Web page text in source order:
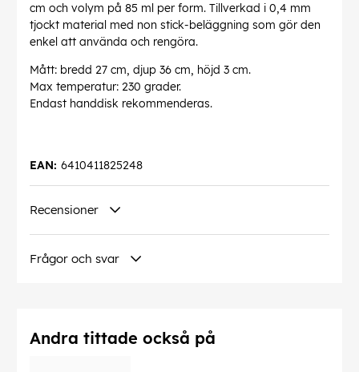
cm och volym på 85 ml per form. Tillverkad i 0,4 mm
tjockt material med non stick-beläggning som gör den
enkel att använda och rengöra.
Mått: bredd 27 cm, djup 36 cm, höjd 3 cm.
Max temperatur: 230 grader.
Endast handdisk rekommenderas.
6410411825248
EAN:
Recensioner
Frågor och svar
Andra tittade också på